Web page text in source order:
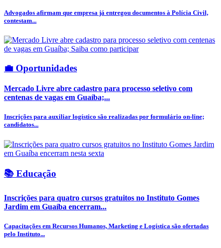
Advogados afirmam que empresa já entregou documentos à Polícia Civil,
contestam...
💼 Oportunidades
Mercado Livre abre cadastro para processo seletivo com
centenas de vagas em Guaíba;...
Inscrições para auxiliar logístico são realizadas por formulário on-line;
candidatos...
📚 Educação
Inscrições para quatro cursos gratuitos no Instituto Gomes
Jardim em Guaíba encerram...
Capacitações em Recursos Humanos, Marketing e Logística são ofertadas
pelo Instituto...